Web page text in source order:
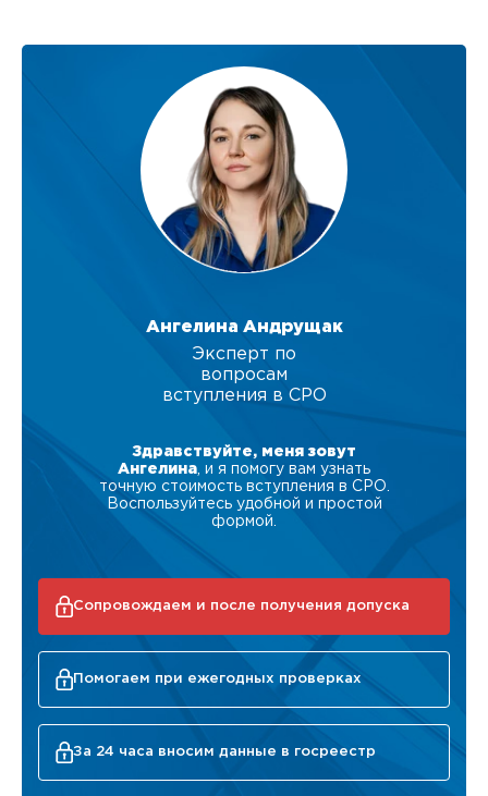
Ангелина Андрущак
Эксперт по
вопросам
вступления в СРО
Здравствуйте, меня зовут
Ангелина , и я помогу вам узнать
точную стоимость вступления в СРО.
Воспользуйтесь удобной и простой
формой.
Сопровождаем и после получения допуска
Помогаем при ежегодных проверках
За 24 часа вносим данные в госреестр